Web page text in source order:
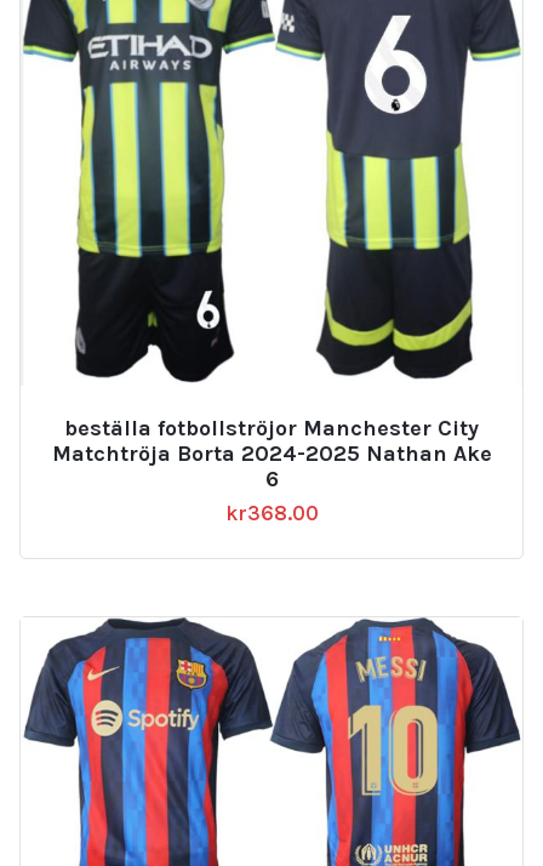
beställa fotbollströjor Manchester City
Matchtröja Borta 2024-2025 Nathan Ake
6
kr368.00